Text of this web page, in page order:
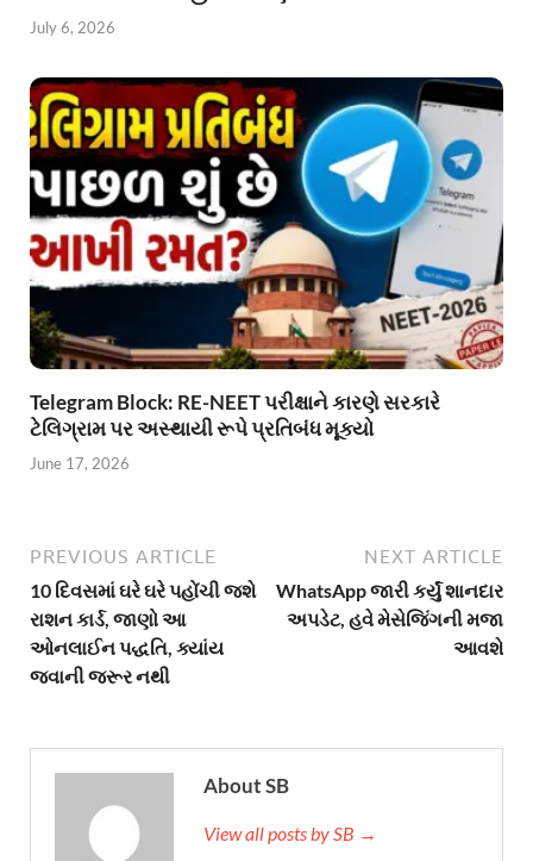
July 6, 2026
Telegram Block: RE-NEET પરીક્ષાને કારણે સરકારે
ટેલિગ્રામ પર અસ્થાયી રૂપે પ્રતિબંધ મૂક્યો
June 17, 2026
PREVIOUS ARTICLE
10 દિવસમાં ઘરે ઘરે પહોંચી જશે
રાશન કાર્ડ, જાણો આ
ઓનલાઈન પદ્ધતિ, ક્યાંય
જવાની જરૂર નથી
NEXT ARTICLE
WhatsApp જારી કર્યું શાનદાર
અપડેટ, હવે મેસેજિંગની મજા
આવશે
About SB
View all posts by SB →